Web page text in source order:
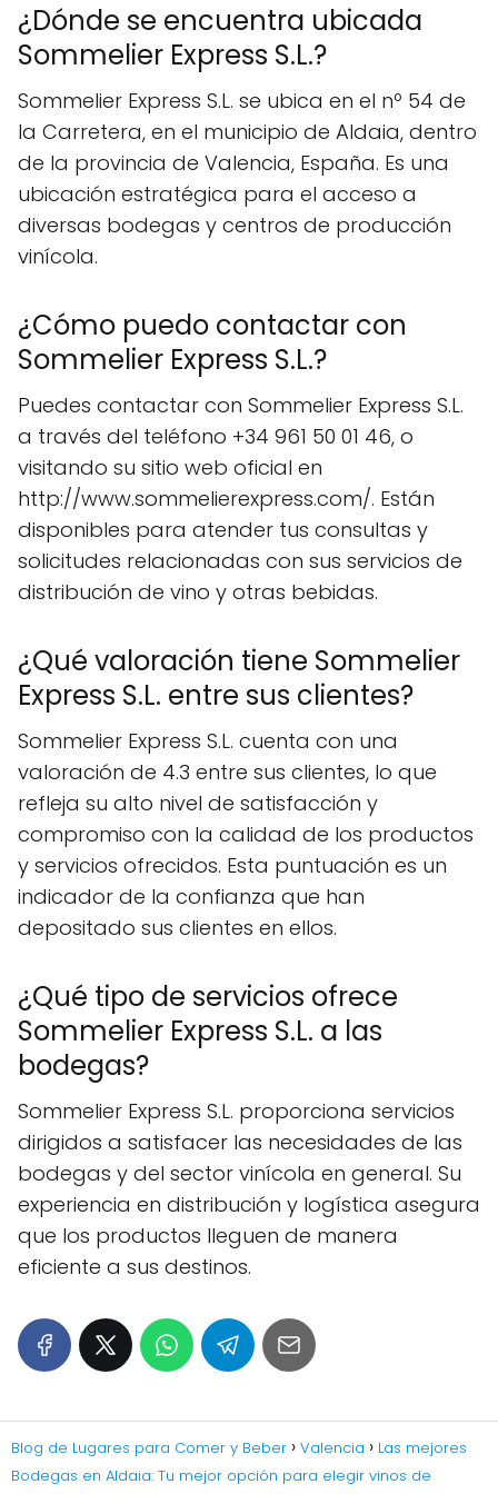
¿Dónde se encuentra ubicada
Sommelier Express S.L.?
Sommelier Express S.L. se ubica en el nº 54 de
la Carretera, en el municipio de Aldaia, dentro
de la provincia de Valencia, España. Es una
ubicación estratégica para el acceso a
diversas bodegas y centros de producción
vinícola.
¿Cómo puedo contactar con
Sommelier Express S.L.?
Puedes contactar con Sommelier Express S.L.
a través del teléfono +34 961 50 01 46, o
visitando su sitio web oficial en
http://www.sommelierexpress.com/. Están
disponibles para atender tus consultas y
solicitudes relacionadas con sus servicios de
distribución de vino y otras bebidas.
¿Qué valoración tiene Sommelier
Express S.L. entre sus clientes?
Sommelier Express S.L. cuenta con una
valoración de 4.3 entre sus clientes, lo que
refleja su alto nivel de satisfacción y
compromiso con la calidad de los productos
y servicios ofrecidos. Esta puntuación es un
indicador de la confianza que han
depositado sus clientes en ellos.
¿Qué tipo de servicios ofrece
Sommelier Express S.L. a las
bodegas?
Sommelier Express S.L. proporciona servicios
dirigidos a satisfacer las necesidades de las
bodegas y del sector vinícola en general. Su
experiencia en distribución y logística asegura
que los productos lleguen de manera
eficiente a sus destinos.
Blog de Lugares para Comer y Beber Valencia
Las mejores
Bodegas en Aldaia: Tu mejor opción para elegir vinos de